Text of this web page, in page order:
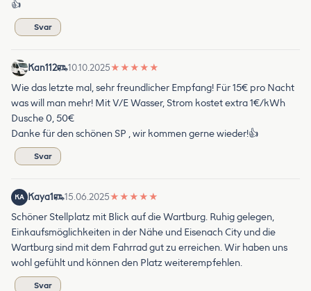
👍
Svar
Kan112 10.10.2025★ ★ ★ ★ ★
Wie das letzte mal, sehr freundlicher Empfang! Für 15€ pro Nacht
was will man mehr! Mit V/E Wasser, Strom kostet extra 1€/kWh
Dusche 0, 50€
Danke für den schönen SP , wir kommen gerne wieder!👍
Svar
KA Kaya1 15.06.2025★ ★ ★ ★ ★
Schöner Stellplatz mit Blick auf die Wartburg. Ruhig gelegen,
Einkaufsmöglichkeiten in der Nähe und Eisenach City und die
Wartburg sind mit dem Fahrrad gut zu erreichen. Wir haben uns
wohl gefühlt und können den Platz weiterempfehlen.
Svar